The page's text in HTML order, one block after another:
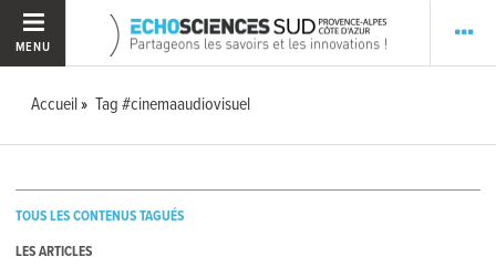
MENU
Accueil Tag #cinemaaudiovisuel
TOUS LES CONTENUS TAGUÉS
LES ARTICLES